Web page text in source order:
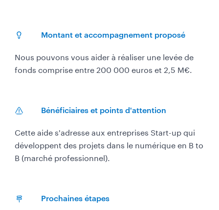
Montant et accompagnement proposé
Nous pouvons vous aider à réaliser une levée de
fonds comprise entre 200 000 euros et 2,5 M€.​
Bénéficiaires et points d'attention
Cette aide s'adresse aux entreprises Start-up qui
développent des projets dans le numérique en B to
B (marché professionnel).
Prochaines étapes